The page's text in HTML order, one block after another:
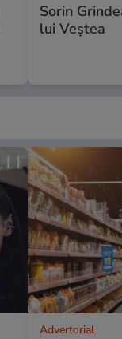
Sorin
lui Veștea
Advertorial